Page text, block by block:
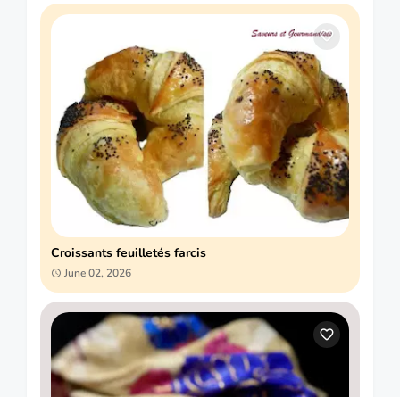
Croissants feuilletés farcis
June 02, 2026